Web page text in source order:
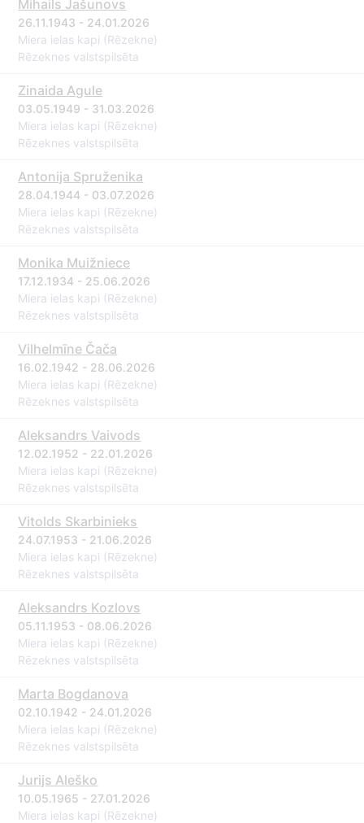
Mihails Jašunovs
26.11.1943 - 24.01.2026
Miera ielas kapi (Rēzekne)
Rēzeknes valstspilsēta
Zinaida Agule
03.05.1949 - 31.03.2026
Miera ielas kapi (Rēzekne)
Rēzeknes valstspilsēta
Antonija Spruženika
28.04.1944 - 03.07.2026
Miera ielas kapi (Rēzekne)
Rēzeknes valstspilsēta
Monika Muižniece
17.12.1934 - 25.06.2026
Miera ielas kapi (Rēzekne)
Rēzeknes valstspilsēta
Vilhelmīne Čača
16.02.1942 - 28.06.2026
Miera ielas kapi (Rēzekne)
Rēzeknes valstspilsēta
Aleksandrs Vaivods
12.02.1952 - 22.01.2026
Miera ielas kapi (Rēzekne)
Rēzeknes valstspilsēta
Vitolds Skarbinieks
24.07.1953 - 21.06.2026
Miera ielas kapi (Rēzekne)
Rēzeknes valstspilsēta
Aleksandrs Kozlovs
05.11.1953 - 08.06.2026
Miera ielas kapi (Rēzekne)
Rēzeknes valstspilsēta
Marta Bogdanova
02.10.1942 - 24.01.2026
Miera ielas kapi (Rēzekne)
Rēzeknes valstspilsēta
Jurijs Aleško
10.05.1965 - 27.01.2026
Miera ielas kapi (Rēzekne)